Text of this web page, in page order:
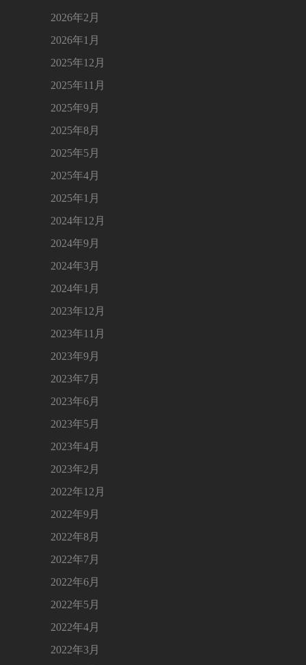
2026年2月
2026年1月
2025年12月
2025年11月
2025年9月
2025年8月
2025年5月
2025年4月
2025年1月
2024年12月
2024年9月
2024年3月
2024年1月
2023年12月
2023年11月
2023年9月
2023年7月
2023年6月
2023年5月
2023年4月
2023年2月
2022年12月
2022年9月
2022年8月
2022年7月
2022年6月
2022年5月
2022年4月
2022年3月